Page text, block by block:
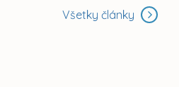
Všetky články